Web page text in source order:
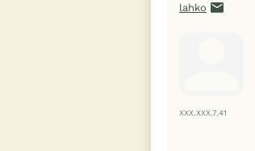
lahko
XXX.XXX.7.41